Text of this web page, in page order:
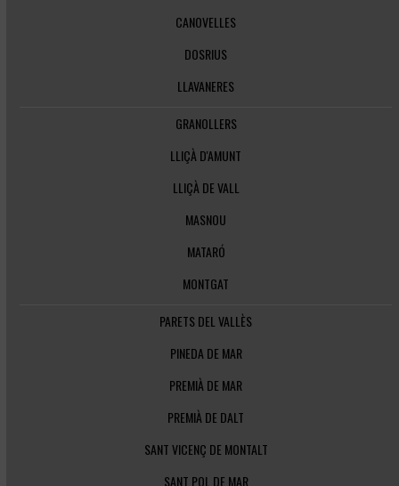
CANOVELLES
DOSRIUS
LLAVANERES
GRANOLLERS
LLIÇÀ D'AMUNT
LLIÇÀ DE VALL
MASNOU
MATARÓ
MONTGAT
PARETS DEL VALLÈS
PINEDA DE MAR
PREMIÀ DE MAR
PREMIÀ DE DALT
SANT VICENÇ DE MONTALT
SANT POL DE MAR